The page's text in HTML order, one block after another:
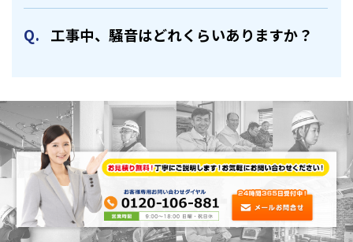
⼯事中、騒⾳はどれくらいありますか？